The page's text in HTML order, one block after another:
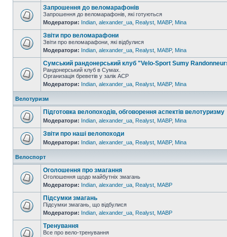
Запрошення до веломарафонів
Запрошення до веломарафонів, які готуються
Модератори: Indian alexander_ua Realyst MABP, Mina
Звіти про веломарафони
Звіти про веломарафони, які відбулися
Модератори: Indian alexander_ua Realyst MABP, Mina
Сумський рандонерський клуб "Velo-Sport Sumy
Рандонерський клуб в Сумах.
Организація бреветів у залік АСР
Модератори: Indian alexander_ua Realyst MABP, Mina
Велотуризм
Підготовка велопоходів, обговорення аспектів велотуризму
Модератори: Indian alexander_ua Realyst MABP, Mina
Звіти про наші велопоходи
Модератори: Indian alexander_ua Realyst MABP, Mina
Велоспорт
Оголошення про змагання
Оголошення щодо майбутніх змагань
Модератори: Indian alexander_ua Realyst MABP
Підсумки змагань
Підсумки змагань, що відбулися
Модератори: Indian alexander_ua Realyst MABP
Тренування
Все про вело-тренування